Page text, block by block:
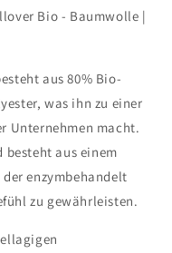
Bio - Baumwolle |
aus 80% Bio-
was ihn zu einer
Unternehmen macht.
besteht aus einem
enzymbehandelt
zu gewährleisten.